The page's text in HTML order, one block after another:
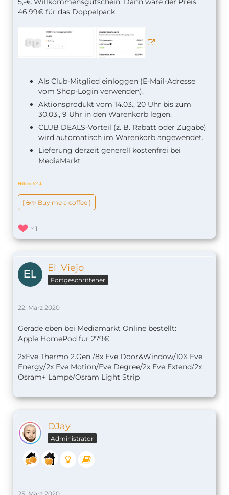
46,99€ für das Doppelpack.
Als Club-Mitglied einloggen (E-Mail-Adresse
vom Shop-Login verwenden).
Aktionsprodukt vom 14.03., 20 Uhr bis zum
30.03., 9 Uhr in den Warenkorb legen.
CLUB DEALS-Vorteil (z. B. Rabatt oder Zugabe)
wird automatisch im Warenkorb angewendet.
Lieferung derzeit generell kostenfrei bei
MediaMarkt
Hilfreich? ↆ
[ ☕️✨ Buy me a coffee ]
1
El_Viejo
Fortgeschrittener
22. März 2020
Gerade eben bei Mediamarkt Online bestellt:
Apple HomePod für 279€
2xEve Thermo 2.Gen./8x Eve Door&Window/10X Eve
Energy/2x Eve Motion/Eve Degree/2x Eve Extend/2x
Osram+ Lampe/Osram Light Strip
DJay
Administrator